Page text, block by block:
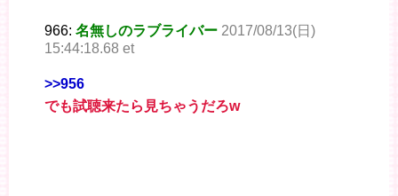
966: 名無しのラブライバー 2017/08/13(日)
15:44:18.68 et
>>956
でも試聴来たら見ちゃうだろw